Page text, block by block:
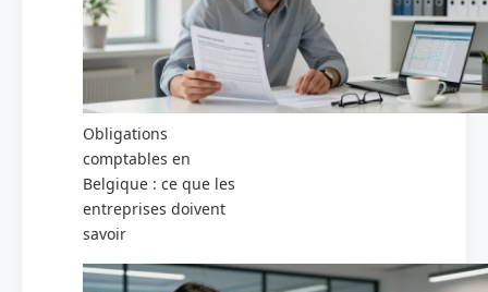
Obligations
comptables en
Belgique : ce que les
entreprises doivent
savoir